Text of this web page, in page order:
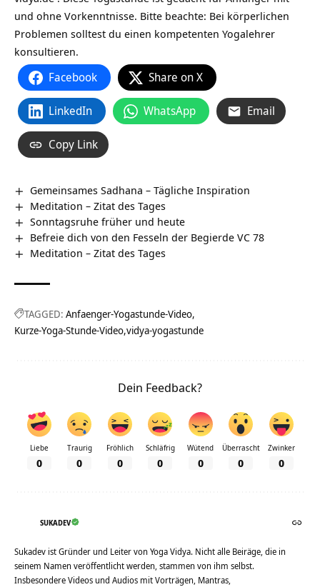
und ohne Vorkenntnisse. Bitte beachte: Bei körperlichen
Problemen solltest du einen kompetenten Yogalehrer
konsultieren.
Facebook Share on X
LinkedIn WhatsApp Email
Copy Link
Gemeinsames Sadhana – Tägliche Inspiration
Meditation – Zitat des Tages
Sonntagsruhe früher und heute
Befreie dich von den Fesseln der Begierde VC 78
Meditation – Zitat des Tages
TAGGED: Anfaenger-Yogastunde-Video
Kurze-Yoga-Stunde-Video vidya-yogastunde
Dein Feedback?
Liebe
0
Traurig
0
Fröhlich
0
Schläfrig
0
Wütend
0
Überrascht
0
Zwinker
0
SUKADEV
Sukadev ist Gründer und Leiter von Yoga Vidya. Nicht alle Beiräge, die in
seinem Namen veröffentlicht werden, stammen von ihm selbst.
Insbesondere Videos und Audios mit Vorträgen, Mantras,